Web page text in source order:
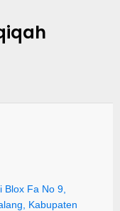
Fa No 9,
Kabupaten